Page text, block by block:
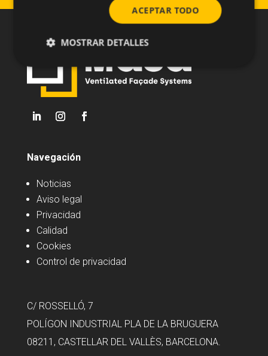
Navegación
Noticias
Aviso legal
Privacidad
Calidad
Cookies
Control de privacidad
C/ ROSSELLÓ, 7
POLÍGON INDUSTRIAL PLA DE LA BRUGUERA
08211, CASTELLAR DEL VALLÈS, BARCELONA.
ACEPTAR TODO
MOSTRAR DETALLES